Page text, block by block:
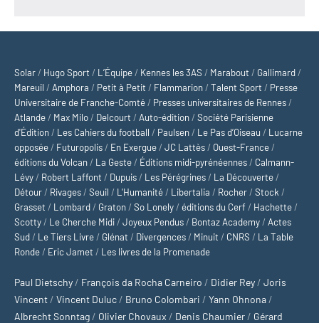
Solar / Hugo Sport / L’Équipe / Kennes les 3AS / Marabout / Gallimard /
Mareuil / Amphora / Petit à Petit / Flammarion /Talent Sport / Presse
Universitaire de Franche-Comté / Presses universitaires de Rennes /
Atlande / Max Milo / Delcourt / Auto-édition /Société Parisienne
d'Édition / Les Cahiers du football / Paulsen / Le Pas d’Oiseau / Lucarne
opposée / Futuropolis / En Exergue /JC Lattès / Ouest-France /
éditions du Volcan / La Geste / Éditions midi-pyrénéennes / Calmann-
Lévy / Robert Laffont / Dupuis / Les Pérégrines / La Découverte /
Détour / Rivages /Seuil / L'Humanité / Libertalia / Rocher /Stock /
Grasset / Lombard / Graton /So Lonely /éditions du Cerf / Hachette /
Scotty / Le Cherche Midi /Joyeux Pendus / Bontaz Academy / Actes
Sud / Le Tiers Livre / Glénat / Divergences / Minuit / CNRS / La Table
Ronde / Eric Jamet / Les livres de la Promenade
Paul Dietschy / François da Rocha Carneiro / Didier Rey / Joris
Vincent / Vincent Duluc / Bruno Colombari / Yann Ohnona /
Albrecht Sonntag / Olivier Chovaux / Denis Chaumier / Gérard